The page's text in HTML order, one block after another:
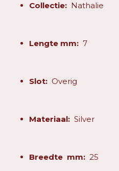
Collectie:Nathalie
Lengte mm: 7
Slot:Overig
Materiaal: Silver
Breedte mm: 25